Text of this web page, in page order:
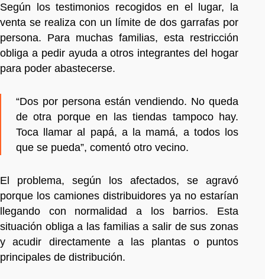
Según los testimonios recogidos en el lugar, la
venta se realiza con un límite de dos garrafas por
persona. Para muchas familias, esta restricción
obliga a pedir ayuda a otros integrantes del hogar
para poder abastecerse.
“Dos por persona están vendiendo. No queda
de otra porque en las tiendas tampoco hay.
Toca llamar al papá, a la mamá, a todos los
que se pueda”, comentó otro vecino.
El problema, según los afectados, se agravó
porque los camiones distribuidores ya no estarían
llegando con normalidad a los barrios. Esta
situación obliga a las familias a salir de sus zonas
y acudir directamente a las plantas o puntos
principales de distribución.